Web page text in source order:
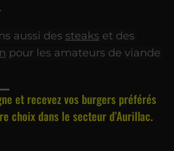
aussi des steaks et des
pour les amateurs de viande
et recevez vos burgers préférés
choix dans le secteur d’Aurillac.